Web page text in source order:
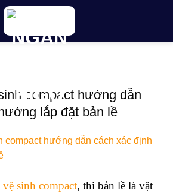
compact hướng dẫn
lắp đặt bản lề
sinh compact, thì bản lề là vật